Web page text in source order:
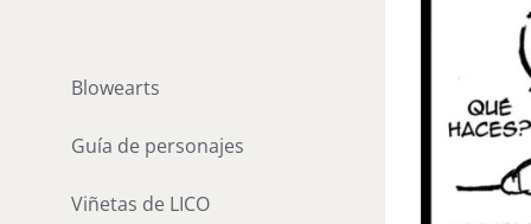
Blowearts
Guía de personajes
Viñetas de LICO